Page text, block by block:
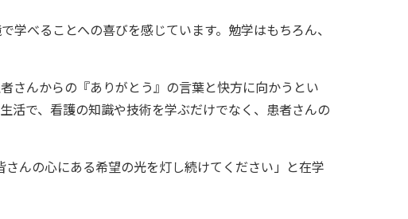
べることへの喜びを感じています。勉学はもちろん、
さんからの『ありがとう』の言葉と快方に向かうとい
活で、看護の知識や技術を学ぶだけでなく、患者さんの
んの心にある希望の光を灯し続けてください」と在学